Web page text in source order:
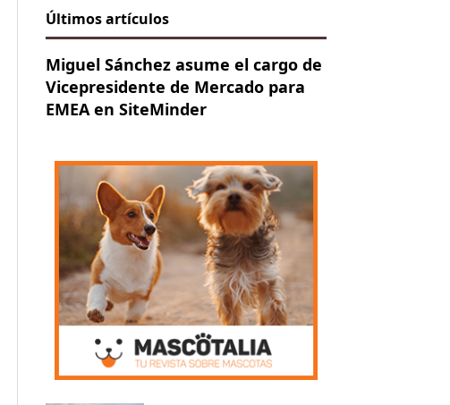
Últimos artículos
Miguel Sánchez asume el cargo de
Vicepresidente de Mercado para
EMEA en SiteMinder